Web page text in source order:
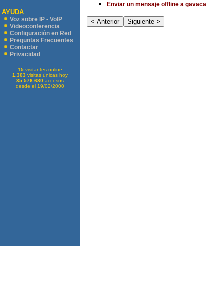
AYUDA
Voz sobre IP - VoIP
Videoconferencia
Configuración en Red
Preguntas Frecuentes
Contactar
Privacidad
15visitantes online
1.303 visitas únicas hoy
35.576.680accesos
desde el 19/02/2000
Enviar un mensaje offline a gavaca